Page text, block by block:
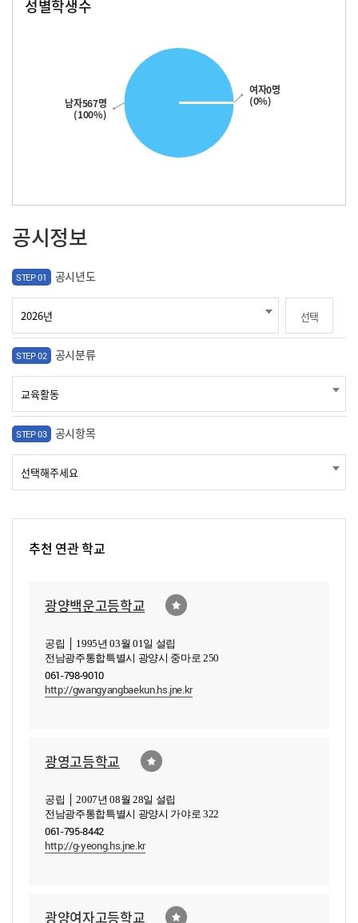
성별학생수
남자567명
(100%)
여자0명
(0%)
공시정보
STEP 01 공시년도
선택
STEP 02 공시분류
STEP 03 공시항목
추천 연관 학교
광양백운고등학교
공립 │ 1995년 03월 01일 설립
전남광주통합특별시 광양시 중마로 250
061-798-9010
http://gwangyangbaekun.hs.jne.kr
광영고등학교
공립 │ 2007년 08월 28일 설립
전남광주통합특별시 광양시 가야로 322
061-795-8442
http://g-yeong.hs.jne.kr
광양여자고등학교